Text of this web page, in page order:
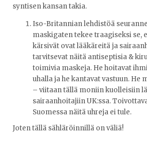
syntisen kansan takia.
Iso-Britannian lehdistöä
maskigaten tekee traagiseksi se,
kärsivät ovat lääkäreitä ja
tarvitsevat näitä antiseptisia &
toimivia maskeja. He hoitavat
uhalla ja he kantavat vastuun. He
– viitaan tällä moniin kuolleisiin
sairaanhoitajiin UK:ssa.
Suomessa näitä uhreja ei tule.
Joten tällä sähläröinnillä on väliä!